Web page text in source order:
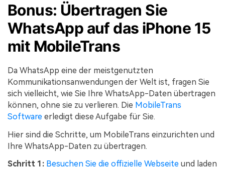
Bonus: Übertragen Sie
WhatsApp auf das iPhone 15
mit MobileTrans
Da WhatsApp eine der meistgenutzten
Kommunikationsanwendungen der Welt ist, fragen Sie
sich vielleicht, wie Sie Ihre WhatsApp-Daten übertragen
können, ohne sie zu verlieren. Die MobileTrans
Software erledigt diese Aufgabe für Sie.
Hier sind die Schritte, um MobileTrans einzurichten und
Ihre WhatsApp-Daten zu übertragen.
Schritt 1: Besuchen Sie die offizielle Webseite und laden